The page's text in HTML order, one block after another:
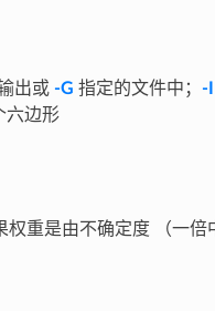
出或 -G 指定的文件中； -I
六边形
重是由不确定度 （一倍